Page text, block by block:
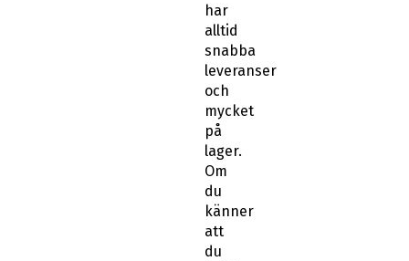
har
alltid
snabba
leveranser
och
mycket
på
lager.
Om
du
känner
att
du